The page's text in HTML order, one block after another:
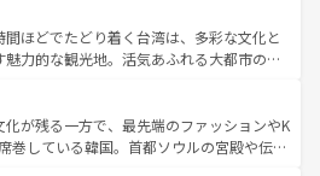
イルだ。 なお、新着のアメリカ
ツ一覧を参照してほしい。
心で訪れる人々を迎えてくれるハワイの
ローカルフードやハワイアンミュージッ
ラダンスなど、すべてがハワイの魅力を彩
い。 なお、新着のハワイ情報
覧を参照してほしい。
中央部にそびえるウルル（エアーズロッ
アの美しい原生林やケアンズの熱帯雨林な
たくさん。また、カフェやワイン、オージ
ティも充実しており、サーフィンやダイ
ングなど、アウトドア好きにはたまらな
リアの多彩な魅力を存分に味わいつくそ
間ほどでたどり着く台湾は、多彩な文化と
魅力的な観光地。活気あふれる大都市の台
岳地帯である台湾東部など、都市の喧騒
が共存しており、訪れる人に新しい発見と
てくれる。また、奥深い台湾の食文化も魅
化が残る一方で、最先端のファッションやK
巻している韓国。首都ソウルの宮殿や伝統